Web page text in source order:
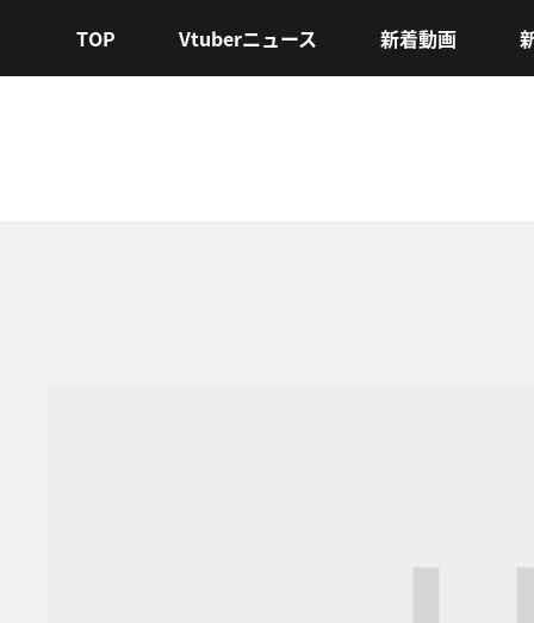
TOP Vtuberニュース 新着動画